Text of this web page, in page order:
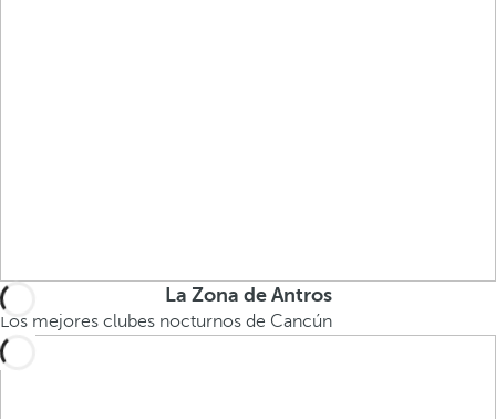
La Zona de Antros
Los mejores clubes nocturnos de Cancún